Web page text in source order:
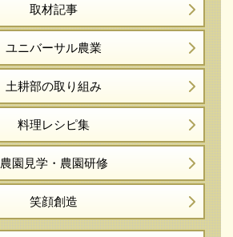
取材記事
ユニバーサル農業
土耕部の取り組み
料理レシピ集
農園見学・農園研修
笑顔創造